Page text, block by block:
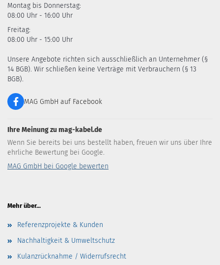
Montag bis Donnerstag:
08:00 Uhr - 16:00 Uhr
Freitag:
08:00 Uhr - 15:00 Uhr
Unsere Angebote richten sich ausschließlich an Unternehmer (§
14 BGB). Wir schließen keine Verträge mit Verbrauchern (§ 13
BGB).
MAG GmbH auf Facebook
Ihre Meinung zu mag-kabel.de
Wenn Sie bereits bei uns bestellt haben, freuen wir uns über Ihre
ehrliche Bewertung bei Google.
MAG GmbH bei Google bewerten
Mehr über...
Referenzprojekte & Kunden
Nachhaltigkeit & Umweltschutz
Kulanzrücknahme / Widerrufsrecht